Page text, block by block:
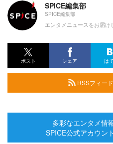
SPICE編集部
SPICE編集部
エンタメニュースをお届け
ポスト シェア は
RSSフィー
多彩なエンタメ情
SPICE公式アカウン